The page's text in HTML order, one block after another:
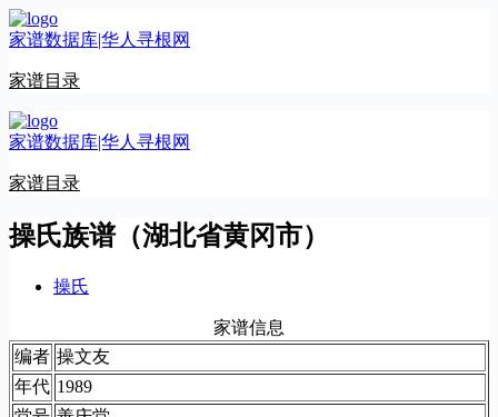
跳
至
容
家谱数据库|华人寻根网
家谱目录
家谱数据库|华人寻根网
家谱目录
操氏族谱（湖北省黄冈市）
操氏
家谱信息
编者 操文友
年代 1989